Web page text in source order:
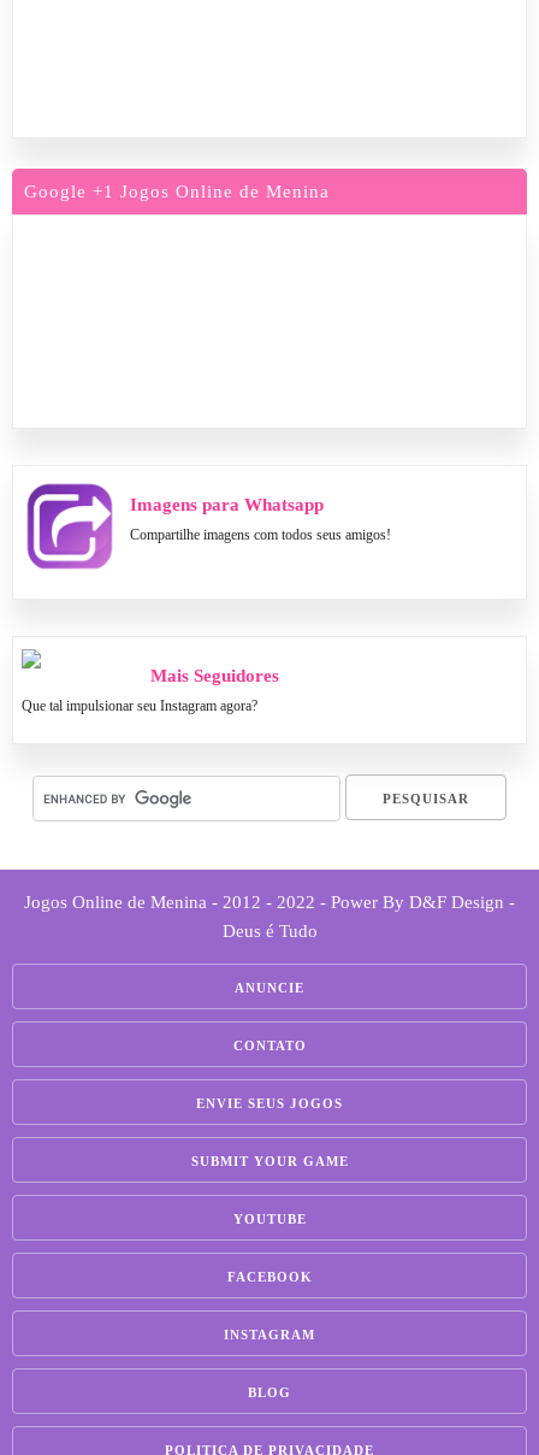
Google +1 Jogos Online de Menina
Imagens para Whatsapp
Compartilhe imagens com todos seus amigos!
Mais Seguidores
Que tal impulsionar seu Instagram agora?
Jogos Online de Menina - 2012 - 2022 - Power By D&F Design -
Deus é Tudo
ANUNCIE
CONTATO
ENVIE SEUS JOGOS
SUBMIT YOUR GAME
YOUTUBE
FACEBOOK
INSTAGRAM
BLOG
POLITICA DE PRIVACIDADE